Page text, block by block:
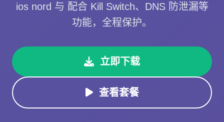
ios nord 与 配合 Kill Switch、DNS 防泄漏等
功能，全程保护。
立即下载
查看套餐